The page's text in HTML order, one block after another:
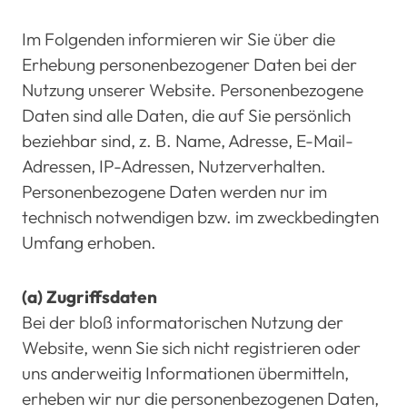
Im Folgenden informieren wir Sie über die
Erhebung personenbezogener Daten bei der
Nutzung unserer Website. Personenbezogene
Daten sind alle Daten, die auf Sie persönlich
beziehbar sind, z. B. Name, Adresse, E-Mail-
Adressen, IP-Adressen, Nutzerverhalten.
Personenbezogene Daten werden nur im
technisch notwendigen bzw. im zweckbedingten
Umfang erhoben.
(a) Zugriffsdaten
Bei der bloß informatorischen Nutzung der
Website, wenn Sie sich nicht registrieren oder
uns anderweitig Informationen übermitteln,
erheben wir nur die personenbezogenen Daten,